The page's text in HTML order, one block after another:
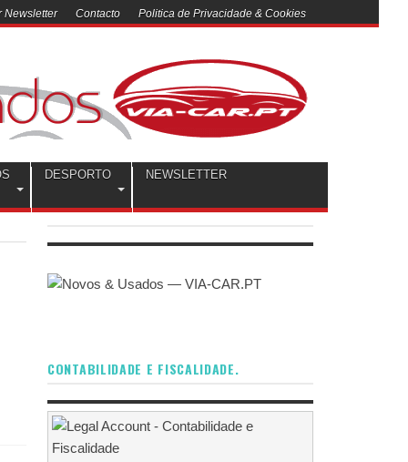
Newsletter Contacto Politica de Privacidade & Cookies
DESPORTO NEWSLETTER
CONTABILIDADE E FISCALIDADE.